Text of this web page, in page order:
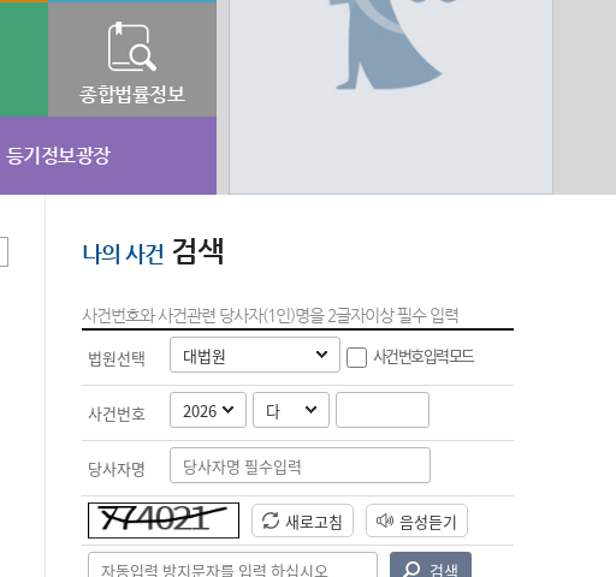
종합법률정보
등기정보광장
나의 사건 검색
사건번호와 사건관련 당사자(1인)명을 2글자이상 필수 입력